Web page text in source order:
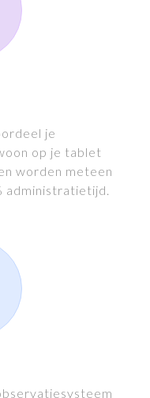
je
op je tablet
worden meteen
administratietijd.